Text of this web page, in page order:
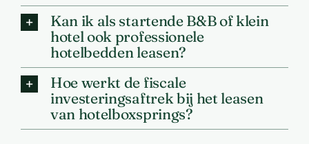
Kan ik als startende B&B of klein
hotel ook professionele
hotelbedden leasen?
Hoe werkt de fiscale
investeringsaftrek bij het leasen
van hotelboxsprings?